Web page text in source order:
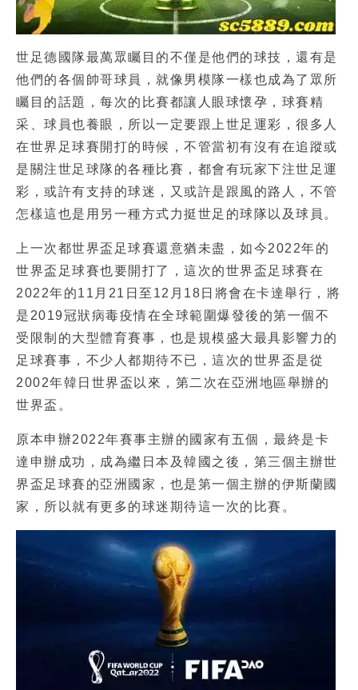
世足德國隊最萬眾矚目的不僅是他們的球技，還有是
他們的各個帥哥球員，就像男模隊一樣也成為了眾所
矚目的話題，每次的比賽都讓人眼球懷孕，球賽精
采、球員也養眼，所以一定要跟上 世足運彩 ，很多人
在世界足球賽開打的時候，不管當初有沒有在追蹤或
是關注世足球隊的各種比賽，都會有玩家下注世足運
彩 ，或許有支持的球迷，又或許是跟風的路人，不管
怎樣這也是用另一種方式力挺世足 的球隊以及球員。
上一次都世界盃足球賽還意猶未盡，如今2022年的
世界盃足球賽也要開打了，這次的世界盃足球賽在
2022年的11月21日至12月18日將會在卡達舉行，將
是2019冠狀病毒疫情在全球範圍爆發後的第一個不
受限制的大型體育賽事，也是規模盛大最具影響力的
足球賽事，不少人都期待不已，這次的世界盃是從
2002年韓日世界盃以來，第二次在亞洲地區舉辦的
世界盃。
原本申辦2022年賽事主辦的國家有五個，最終是卡
達申辦成功，成為繼日本及韓國之後，第三個主辦世
界盃足球賽的亞洲國家，也是第一個主辦的伊斯蘭國
家，所以就有更多的球迷期待這一次的比賽。